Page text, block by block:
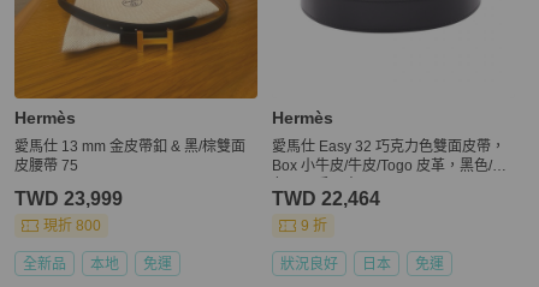
Hermès
愛馬仕 13 mm 金皮帶釦 & 黑/棕雙面
皮腰帶 75
TWD 23,999
現折 800
全新品 本地 免運
Hermès
愛馬仕 Easy 32 巧克力色雙面皮帶，
Box 小牛皮/牛皮/Togo 皮革，黑色/棕
TWD 22,464
9 折
狀況良好 日本 免運